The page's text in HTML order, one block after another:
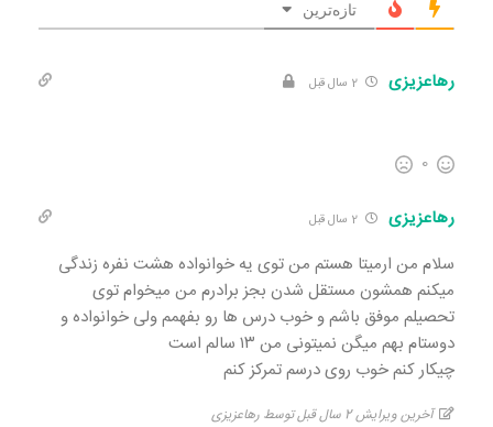
تازه‌ترین
رهاعزیزی 2 سال قبل
0
رهاعزیزی 2 سال قبل
سلام من ارمیتا هستم من توی یه خوانواده هشت نفره زندگی
میکنم همشون مستقل شدن بجز برادرم من میخوام توی
تحصیلم موفق باشم و خوب درس ها رو بفهمم ولی خوانواده و
دوستام بهم میگن نمیتونی من ۱۳ سالم است
چیکار کنم خوب روی درسم تمرکز کنم
آخرین ویرایش 2 سال قبل توسط رهاعزیزی